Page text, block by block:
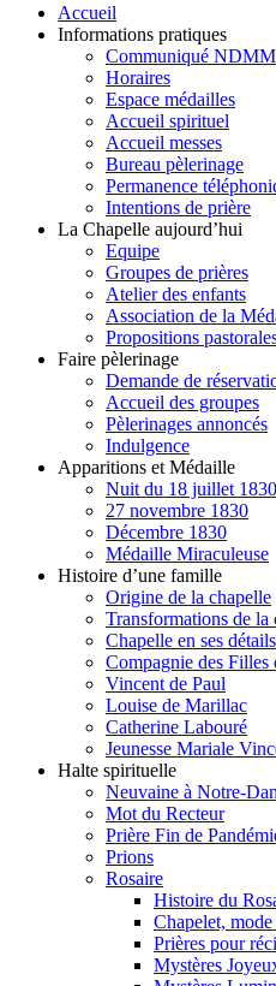
Accueil
Informations pratiques
Communiqué NDMM
Horaires
Espace médailles
Accueil spirituel
Accueil messes
Bureau pèlerinage
Permanence
Intentions de prière
La Chapelle aujourd’hui
Equipe
Groupes de prières
Atelier des enfants
Association de la
Propositions
Faire pèlerinage
Demande de
Accueil des groupes
Pèlerinages annoncés
Indulgence
Apparitions et Médaille
Nuit du 18 juillet 1830
27 novembre 1830
Décembre 1830
Médaille Miraculeuse
Histoire d’une famille
Origine de la chapelle
Transformations de la
Chapelle en ses détails
Compagnie des Filles
Vincent de Paul
Louise de Marillac
Catherine Labouré
Jeunesse Mariale
Halte spirituelle
Neuvaine à Notre-
Mot du Recteur
Prière Fin de
Prions
Rosaire
Histoire du
Chapelet, mode
Prières pour
Mystères